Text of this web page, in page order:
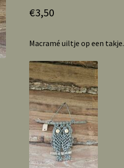
€3,50
Macramé uiltje op een takje.